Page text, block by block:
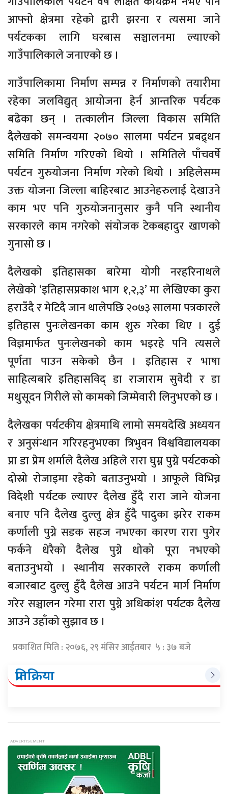
आफ्नो क्षेत्रमा रहेको द्वारी झरना र त्यसमा जाने
पर्यटकका लागि घरबास सञ्चालनमा ल्याएको
गाउँपालिकाले जनाएको छ ।
गाउँपालिकामा निर्माण सम्पन्न र निर्माणको तयारीमा
रहेका जलविद्युत् आयोजना हेर्न आन्तरिक पर्यटक
बढेका छन् । तत्कालीन जिल्ला विकास समिति
दैलेखको समन्वयमा २०७० सालमा पर्यटन प्रबद्र्धन
समिति निर्माण गरिएको थियो । समितिले पाँचवर्षे
पर्यटन गुरुयोजना निर्माण गरेको थियो । अहिलेसम्म
उक्त योजना जिल्ला बाहिरबाट आउनेहरुलाई देखाउने
काम भए पनि गुरुयोजनानुसार कुनै पनि स्थानीय
सरकारले काम नगरेको संयोजक टेकबहादुर खाणको
गुनासो छ ।
दैलेखको इतिहासका बारेमा योगी नरहरिनाथले
लेखेको ‘इतिहासप्रकाश भाग १,२,३’ मा लेखिएका कुरा
हराउँदै र मेटिदै जान थालेपछि २०७३ सालमा पत्रकारले
इतिहास पुनःलेखनका काम शुरु गरेका थिए । दुई
विज्ञमार्फत पुनःलेखनको काम भइरहे पनि त्यसले
पूर्णता पाउन सकेको छैन । इतिहास र भाषा
साहित्यबारे इतिहासविद् डा राजाराम सुवेदी र डा
मधुसूदन गिरीले सो कामको जिम्मेवारी लिनुभएको छ ।
दैलेखका पर्यटकीय क्षेत्रमाथि लामो समयदेखि अध्ययन
र अनुसंन्धान गरिरहनुभएका त्रिभुवन विश्वविद्यालयका
प्रा डा प्रेम शर्माले दैलेख अहिले रारा घुम्न पुग्ने पर्यटकको
दोस्रो रोजाइमा रहेको बताउनुभयो । आफूले विभिन्न
विदेशी पर्यटक ल्याएर दैलेख हुँदै रारा जाने योजना
बनाए पनि दैलेख दुल्लु क्षेत्र हुँदै पादुका झरेर राकम
कर्णाली पुग्ने सडक सहज नभएका कारण रारा पुगेर
फर्कने धेरैको दैलेख पुग्ने धोको पूरा नभएको
बताउनुभयो । स्थानीय सरकारले राकम कर्णाली
बजारबाट दुल्लु हुँदै दैलेख आउने पर्यटन मार्ग निर्माण
गरेर सञ्चालन गरेमा रारा पुग्ने अधिकांश पर्यटक दैलेख
आउने उहाँको सुझाव छ ।
प्रकाशित मिति : २०७६, २९ मंसिर आईतबार ५ : ३७ बजे
प्रतिक्रिया